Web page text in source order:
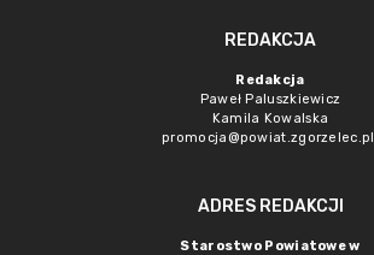
REDAKCJA
Redakcja
Paweł Paluszkiewicz
Kamila Kowalska
promocja@powiat.zgorzelec.pl
ADRES REDAKCJI
Starostwo Powiatowe w